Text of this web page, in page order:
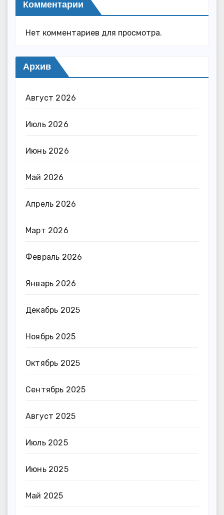
Комментарии
Нет комментариев для просмотра.
Архив
Август 2026
Июль 2026
Июнь 2026
Май 2026
Апрель 2026
Март 2026
Февраль 2026
Январь 2026
Декабрь 2025
Ноябрь 2025
Октябрь 2025
Сентябрь 2025
Август 2025
Июль 2025
Июнь 2025
Май 2025